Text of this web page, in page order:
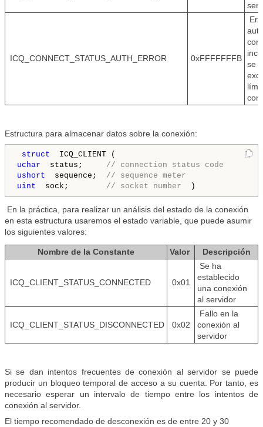
ICQ_CONNECT_STATUS_AUTH_ERROR 0xFFFFFFFB
se
Estructura para almacenar datos sobre la conexión:
struct
ICQ_CLIENT (
uchar
status;
    // connection status code
ushort
sequence;
// sequence meter
uint
sock; // socket number )
En la práctica, para realizar un análisis del estado de la conexión
en esta estructura usaremos el estado variable, que puede asumir
los siguientes valores:
Nombre de la Constante Valor Descripción
ICQ_CLIENT_STATUS_CONNECTED 0x01
Se ha
establecido
una conexión
al servidor
ICQ_CLIENT_STATUS_DISCONNECTED 0x02
Fallo en la
conexión al
servidor
Si se dan intentos frecuentes de conexión al servidor se puede
producir un bloqueo temporal de acceso a su cuenta. Por tanto, es
necesario esperar un intervalo de tiempo entre los intentos de
conexión al servidor.
El tiempo recomendado de desconexión es de entre 20 y 30